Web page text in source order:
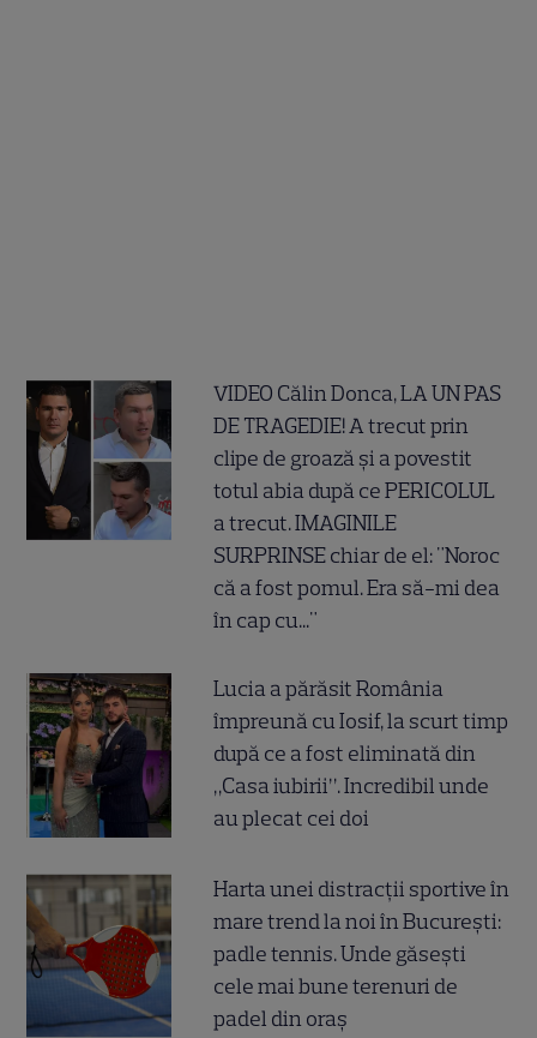
VIDEO Călin Donca, LA UN PAS
DE TRAGEDIE! A trecut prin
clipe de groază și a povestit
totul abia după ce PERICOLUL
a trecut. IMAGINILE
SURPRINSE chiar de el: "Noroc
că a fost pomul. Era să-mi dea
în cap cu..."
Lucia a părăsit România
împreună cu Iosif, la scurt timp
după ce a fost eliminată din
„Casa iubirii”. Incredibil unde
au plecat cei doi
Harta unei distracții sportive în
mare trend la noi în București:
padle tennis. Unde găsești
cele mai bune terenuri de
padel din oraș